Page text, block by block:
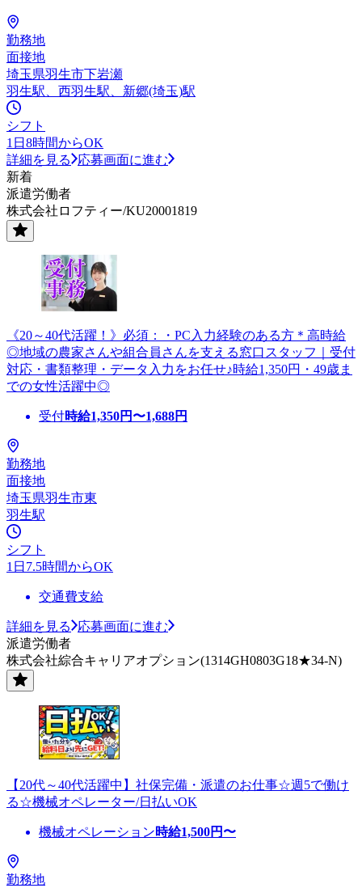
勤務地
面接地
埼玉県羽生市下岩瀬
羽生駅、西羽生駅、新郷(埼玉)駅
シフト
1日8時間からOK
詳細を見る
応募画面に進む
新着
派遣労働者
株式会社ロフティー/KU20001819
《20～40代活躍！》必須：・PC入力経験のある方＊高時給
◎地域の農家さんや組合員さんを支える窓口スタッフ｜受付
対応・書類整理・データ入力をお任せ♪時給1,350円・49歳ま
での女性活躍中◎
受付時給1,350円〜1,688円
勤務地
面接地
埼玉県羽生市東
羽生駅
シフト
1日7.5時間からOK
交通費支給
詳細を見る
応募画面に進む
派遣労働者
株式会社綜合キャリアオプション(1314GH0803G18★34-N)
【20代～40代活躍中】社保完備・派遣のお仕事☆週5で働け
る☆機械オペレーター/日払いOK
機械オペレーション時給1,500円〜
勤務地